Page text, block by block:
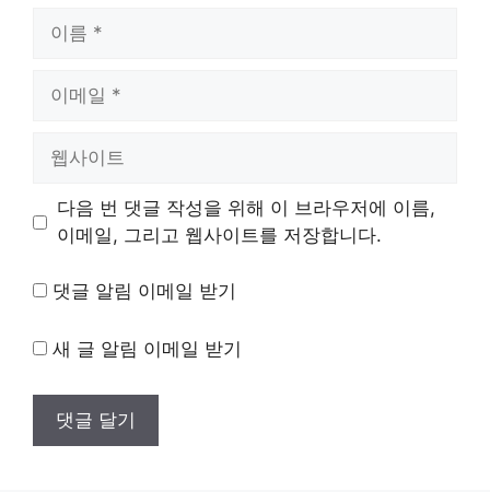
트
다음 번 댓글 작성을 위해 이 브라우저에 이름,
이메일, 그리고 웹사이트를 저장합니다.
댓글 알림 이메일 받기
새 글 알림 이메일 받기